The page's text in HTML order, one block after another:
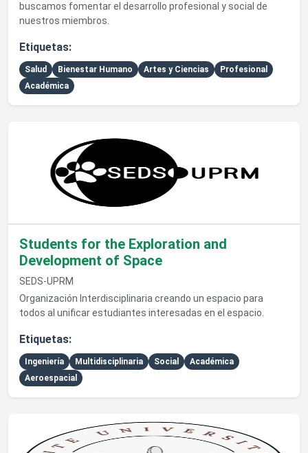
buscamos fomentar el desarrollo profesional y social de
nuestros miembros.
Etiquetas:
Salud Bienestar Humano Artes y Ciencias
Profesional
Académica
Students for the Exploration and
Development of Space
SEDS-UPRM
Organización Interdisciplinaria creando un espacio para
todos al unificar estudiantes interesadas en el espacio.
Etiquetas:
Ingeniería Multidisciplinaria Social
Académica
Aeroespacial
Ver detalles de Comite Universitario de Líderes